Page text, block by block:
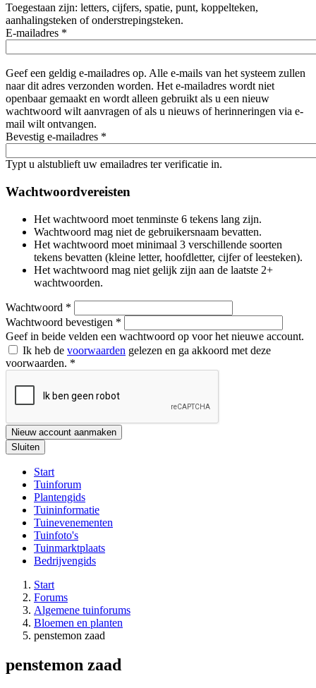
Toegestaan zijn: letters, cijfers, spatie, punt, koppelteken,
aanhalingsteken of onderstrepingsteken.
E-mailadres *
Geef een geldig e-mailadres op. Alle e-mails van het systeem zullen
naar dit adres verzonden worden. Het e-mailadres wordt niet
openbaar gemaakt en wordt alleen gebruikt als u een nieuw
wachtwoord wilt aanvragen of als u nieuws of herinneringen via e-
mail wilt ontvangen.
Bevestig e-mailadres *
Typt u alstublieft uw emailadres ter verificatie in.
Wachtwoordvereisten
Het wachtwoord moet tenminste 6 tekens lang zijn.
Wachtwoord mag niet de gebruikersnaam bevatten.
Het wachtwoord moet minimaal 3 verschillende soorten
tekens bevatten (kleine letter, hoofdletter, cijfer of leesteken).
Het wachtwoord mag niet gelijk zijn aan de laatste 2+
wachtwoorden.
Wachtwoord *
Wachtwoord bevestigen *
Geef in beide velden een wachtwoord op voor het nieuwe account.
Ik heb de voorwaarden gelezen en ga akkoord met deze
voorwaarden. *
Nieuw account aanmaken
Sluiten
Start
Tuinforum
Plantengids
Tuininformatie
Tuinevenementen
Tuinfoto's
Tuinmarktplaats
Bedrijvengids
Start
Forums
Algemene tuinforums
Bloemen en planten
penstemon zaad
penstemon zaad